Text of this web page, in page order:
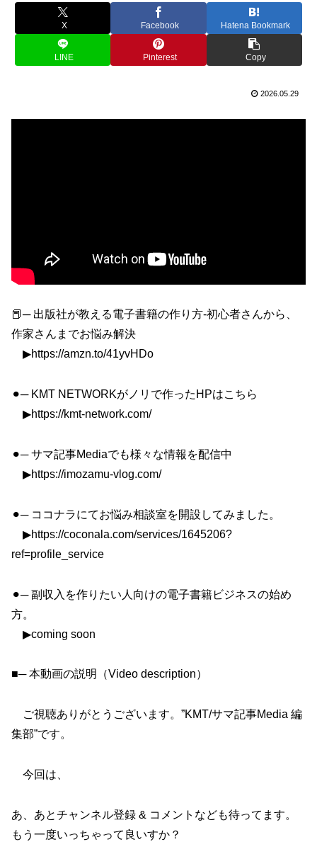
X Facebook Hatena Bookmark
LINE Pinterest Copy
2026.05.29
📕─ 出版社が教える電子書籍の作り方-初心者さんから、
作家さんまでお悩み解決
▶︎https://amzn.to/41yvHDo
⚫︎─ KMT NETWORKがノリで作ったHPはこちら
▶︎https://kmt-network.com/
⚫︎─ サマ記事Mediaでも様々な情報を配信中
▶︎https://imozamu-vlog.com/
⚫︎─ ココナラにてお悩み相談室を開設してみました。
▶︎https://coconala.com/services/1645206?
ref=profile_service
⚫︎─ 副収入を作りたい人向けの電子書籍ビジネスの始め
方。
▶︎coming soon
■─ 本動画の説明（Video description）
ご視聴ありがとうございます。”KMT/サマ記事Media 編
集部”です。
今回は、
あ、あとチャンネル登録 & コメントなども待ってます。
もう一度いっちゃって良いすか？